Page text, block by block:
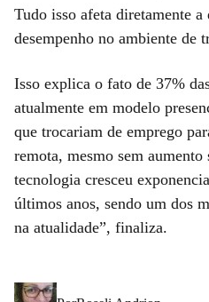
Tudo isso afeta diretamente
desempenho no ambiente de
Isso explica o fato de 37%
atualmente em modelo
que trocariam de emprego
remota, mesmo sem
tecnologia cresceu
últimos anos, sendo um dos
na atualidade”, finaliza.